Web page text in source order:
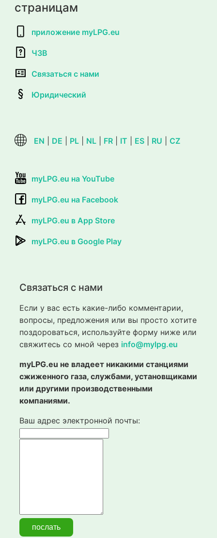
страницам
приложение myLPG.eu
ЧЗВ
Связаться с нами
Юридический
EN DE PL NL FR IT ES RU CZ
myLPG.eu на YouTube
myLPG.eu на Facebook
myLPG.eu в App Store
myLPG.eu в Google Play
Связаться с нами
Если у вас есть какие-либо комментарии,
вопросы, предложения или вы просто хотите
поздороваться, используйте форму ниже или
свяжитесь со мной через info@mylpg.eu
myLPG.eu не владеет никакими станциями
сжиженного газа, службами, установщиками
или другими производственными
компаниями.
Ваш адрес электронной почты: